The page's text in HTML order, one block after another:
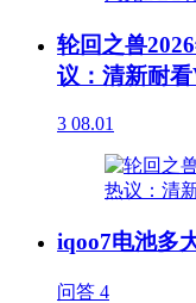
轮回之兽
议：清新耐
3 08.01
iqoo7电池多
问答 4